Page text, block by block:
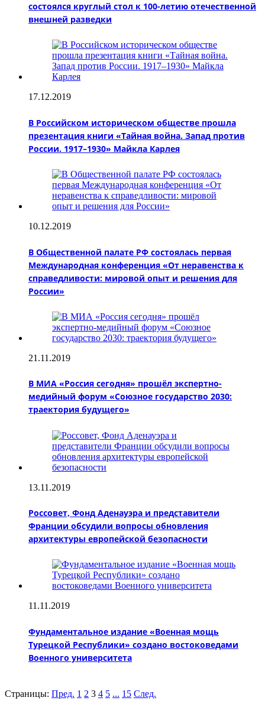
состоялся круглый стол к 100-летию отечественной
внешней разведки
17.12.2019
В Российском историческом обществе прошла
презентация книги «Тайная война. Запад против
России. 1917–1930» Майкла Карлея
10.12.2019
В Общественной палате РФ состоялась первая
Международная конференция «От неравенства к
справедливости: мировой опыт и решения для
России»
21.11.2019
В МИА «Россия сегодня» прошёл экспертно-
медийный форум «Союзное государство 2030:
траектория будущего»
13.11.2019
Россовет, Фонд Аденауэра и представители
Франции обсудили вопросы обновления
архитектуры европейской безопасности
11.11.2019
Фундаментальное издание «Военная мощь
Турецкой Республики» создано востоковедами
Военного университета
Страницы: Пред. 1 2 3 4 5 ... 15 След.